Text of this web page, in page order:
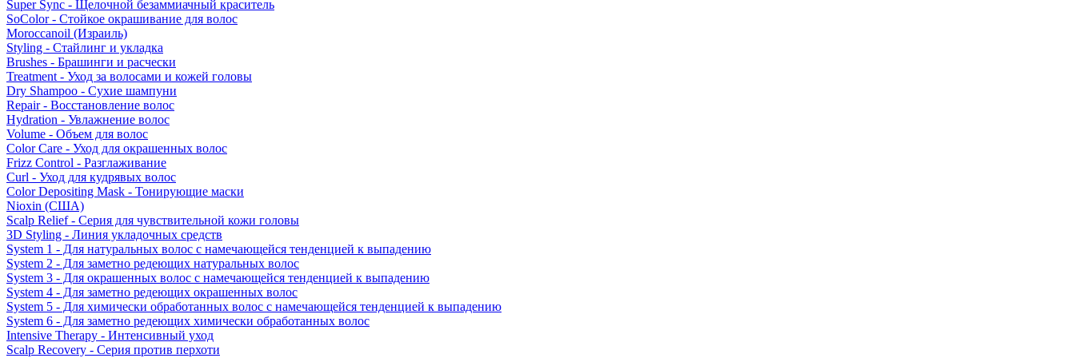
Super Sync - Щелочной безаммиачный краситель
SoColor - Стойкое окрашивание для волос
Moroccanoil (Израиль)
Styling - Стайлинг и укладка
Brushes - Брашинги и расчески
Treatment - Уход за волосами и кожей головы
Dry Shampoo - Сухие шампуни
Repair - Восстановление волос
Hydration - Увлажнение волос
Volume - Объем для волос
Color Care - Уход для окрашенных волос
Frizz Control - Разглаживание
Curl - Уход для кудрявых волос
Color Depositing Mask - Тонирующие маски
Nioxin (США)
Scalp Relief - Серия для чувствительной кожи головы
3D Styling - Линия укладочных средств
System 1 - Для натуральных волос с намечающейся тенденцией к выпадению
System 2 - Для заметно редеющих натуральных волос
System 3 - Для окрашенных волос с намечающейся тенденцией к выпадению
System 4 - Для заметно редеющих окрашенных волос
System 5 - Для химически обработанных волос с намечающейся тенденцией к выпадению
System 6 - Для заметно редеющих химически обработанных волос
Intensive Therapy - Интенсивный уход
Scalp Recovery - Серия против перхоти